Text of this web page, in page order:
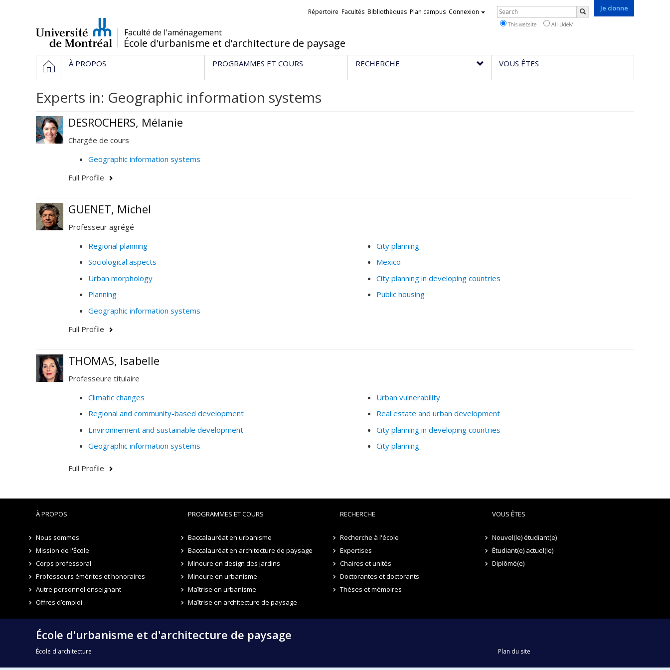
/Faculté de l'aménagement
École d'urbanisme et d'architecture de paysage
Je donne
Liens
Répertoire Facultés Bibliothèques Plan campus Connexion Rechercher
This website All UdeM
Navigation
principale
HOMEÀ PROPOS PROGRAMMES ET COURS RECHERCHE VOUS ÊTES
Experts in: Geographic information systems
DESROCHERS, Mélanie
Chargée de cours
Geographic information systems
Full Profile
GUENET, Michel
Professeur agrégé
Regional planning
Sociological aspects
Urban morphology
Planning
Geographic information systems
City planning
Mexico
City planning in developing countries
Public housing
Full Profile
THOMAS, Isabelle
Professeure titulaire
Climatic changes
Regional and community-based development
Environnement and sustainable development
Geographic information systems
Urban vulnerability
Real estate and urban development
City planning in developing countries
City planning
Full Profile
À PROPOS
Nous sommes
Mission de l'École
Corps professoral
Professeurs émérites et honoraires
Autre personnel enseignant
Offres d’emploi
PROGRAMMES ET COURS
Baccalauréat en urbanisme
Baccalauréat en architecture de paysage
Mineure en design des jardins
Mineure en urbanisme
Maîtrise en urbanisme
Maîtrise en architecture de paysage
RECHERCHE
Recherche à l'école
Expertises
Chaires et unités
Doctorantes et doctorants
Thèses et mémoires
VOUS ÊTES
Nouvel(le) étudiant(e)
Étudiant(e) actuel(le)
Diplômé(e)
École d'urbanisme et d'architecture de paysage
École d'architecture
École de design
Plan du site
Accessibilité